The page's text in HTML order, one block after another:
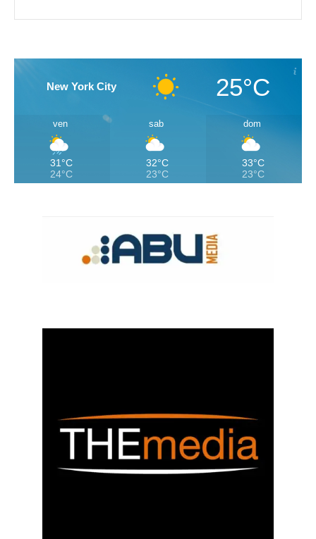
New York City 25°C
ven
31°C
24°C
sab
32°C
23°C
dom
33°C
23°C